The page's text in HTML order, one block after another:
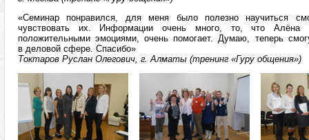
«Семинар понравился, для меня было полезно научиться
чувствовать их. Информации очень много, то, что Алёна
положительными эмоциями, очень помогает. Думаю, теперь
в деловой сфере. Спасибо»
Токтаров Руслан Олегович, г. Алматы (тренинг «Гуру общения»)